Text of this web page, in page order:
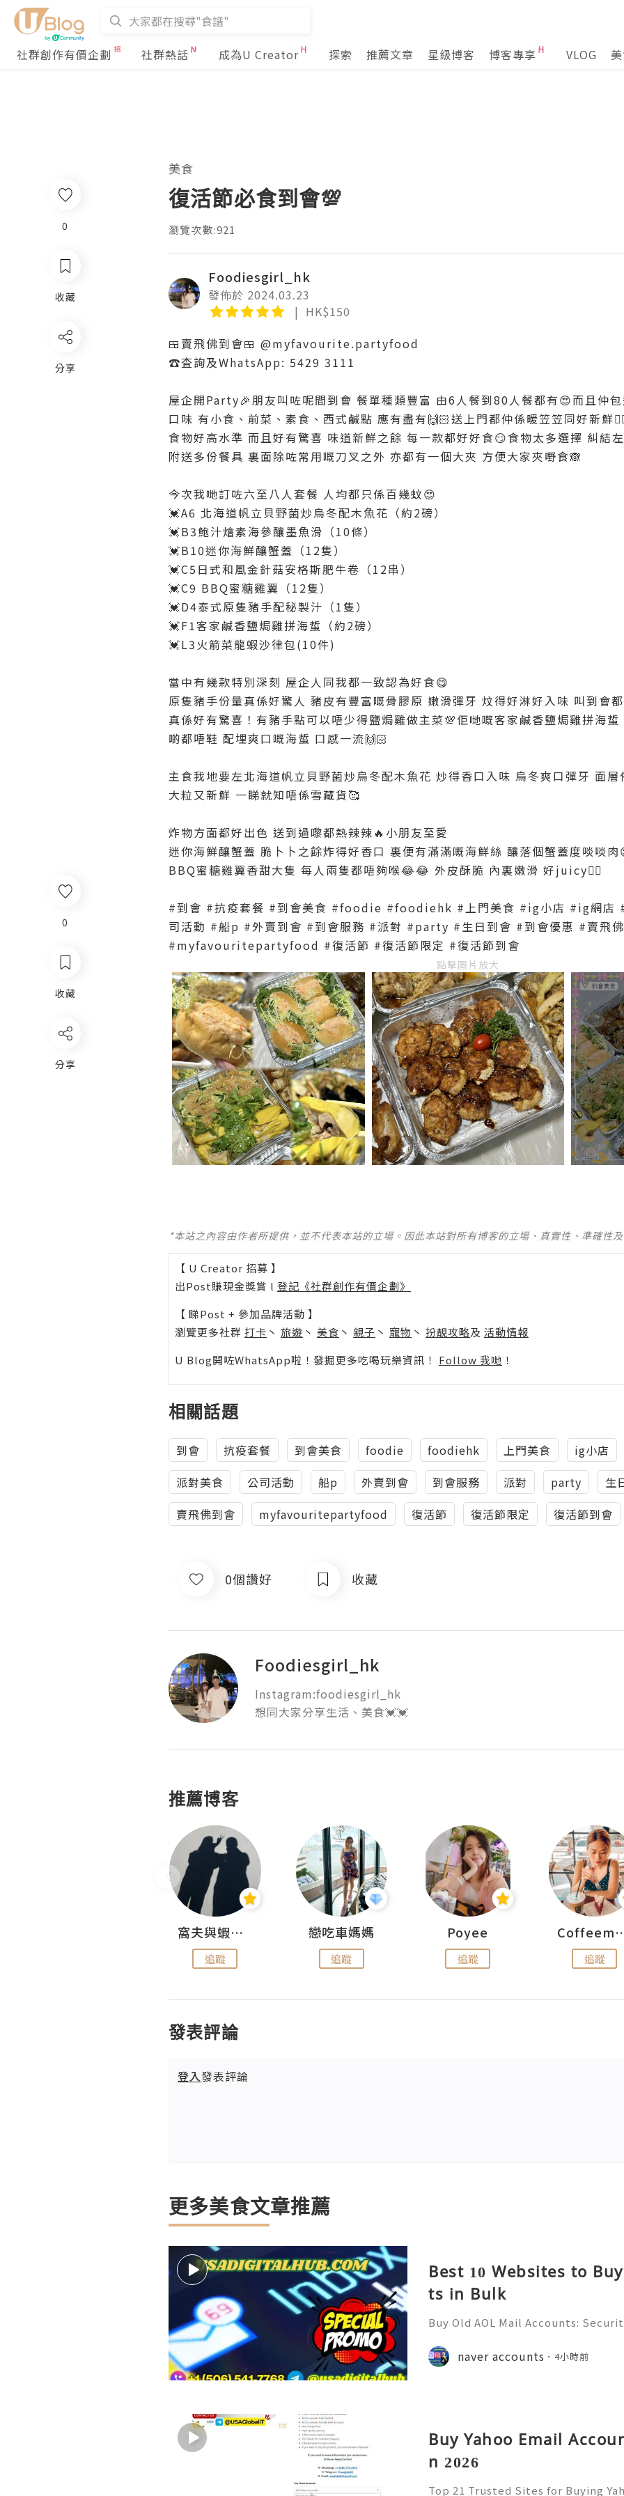
社群創作有價企劃 社群熱話 成為U Creator 探索 推薦文章 星級博客 博客專享 VLOG
0
收藏
分享
美食
復活節必食到會💯
瀏覽次數:921
Foodiesgirl_hk
發佈於 2024.03.23
HK$150
🍱賣飛佛到會🍱 @myfavourite.partyfood
☎️査詢及WhatsApp: 5429 3111
屋企開Party🎉朋友叫咗呢間到會 餐單種類豐富 由6人餐到80人餐都有😍而且仲包
口味 有小食、前菜、素食、西式鹹點 應有盡有🙌🏻送上門都仲係暖笠笠同好新鮮
食物好高水準 而且好有驚喜 味道新鮮之餘 每一款都好好食😏食物太多選擇 糾結
附送多份餐具 裏面除咗常用嘅刀叉之外 亦都有一個大夾 方便大家夾嘢食🙈
今次我哋訂咗六至八人套餐 人均都只係百幾蚊😍
💓A6 北海道帆立貝野菌炒烏冬配木魚花（約2磅）
💓B3鮑汁燴素海參釀墨魚滑（10條）
💓B10迷你海鮮釀蟹蓋（12隻）
💓C5日式和風金針菇安格斯肥牛卷（12串）
💓C9 BBQ蜜糖雞翼（12隻）
💓D4泰式原隻豬手配秘製汁（1隻）
💓F1客家鹹香鹽焗雞拼海蜇（約2磅）
💓L3火箭菜龍蝦沙律包(10件)
當中有幾款特別深刻 屋企人同我都一致認為好食😋
原隻豬手份量真係好驚人 豬皮有豐富嘅骨膠原 嫩滑彈牙 炆得好淋好入味 叫到會
真係好有驚喜！有豬手點可以唔少得鹽焗雞做主菜💯佢哋嘅客家鹹香鹽焗雞拼海
啲都唔鞋 配埋爽口嘅海蜇 口感一流🙌🏻
主食我地要左北海道帆立貝野菌炒烏冬配木魚花 炒得香口入味 烏冬爽口彈牙 面
大粒又新鮮 一睇就知唔係雪藏貨🥰
炸物方面都好出色 送到過嚟都熱辣辣🔥小朋友至愛
迷你海鮮釀蟹蓋 脆卜卜之餘炸得好香口 裏便有滿滿嘅海鮮絲 釀落個蟹蓋度啖啖肉
BBQ蜜糖雞翼香甜大隻 每人兩隻都唔夠喉😂😂 外皮酥脆 內裏嫩滑 好juicy👍🏻
#到會 #抗疫套餐 #到會美食 #foodie #foodiehk #上門美食 #ig小店 #ig網店
司活動 #船p #外賣到會 #到會服務 #派對 #party #生日到會 #到會優惠 #賣飛
#myfavouritepartyfood #復活節 #復活節限定 #復活節到會
點擊圖片放大
*本站之內容由作者所提供，並不代表本站的立場。因此本站對所有博客的立場、真實性、準確性
【 U Creator 招募 】
出Post賺現金獎賞 l 登記《社群創作有價企劃》
【 睇Post + 參加品牌活動 】
瀏覽更多社群 打卡 丶 旅遊 丶 美食 丶 親子 丶 寵物 丶 扮靚攻略及 活動情報
U Blog開咗WhatsApp啦！發掘更多吃喝玩樂資訊！ Follow 我哋 ！
相關話題
到會 抗疫套餐 到會美食 foodie foodiehk 上門美食
ig小店
派對美食
公司活動 船p 外賣到會 到會服務 派對 party
生
賣飛佛到會
myfavouritepartyfood 復活節 復活節限定 復活節到會
0個讚好 收藏
Foodiesgirl_hk
Instagram:foodiesgirl_hk
想同大家分享生活、美食💓💓
推薦博客
窩夫與蝦子餅
追蹤
戀吃車媽媽
追蹤
Poyee
追蹤 追蹤
發表評論
登入發表評論
更多美食文章推薦
Best 10 Websites to
ts in Bulk
Buy Old AOL Mail Accounts:
Reliable 24/7 Customer Support
(506) 541-7768
naver accounts 4小時前
Buy Yahoo Email
n 2026
Top 21 Trusted Sites for Buying
0
收藏
分享